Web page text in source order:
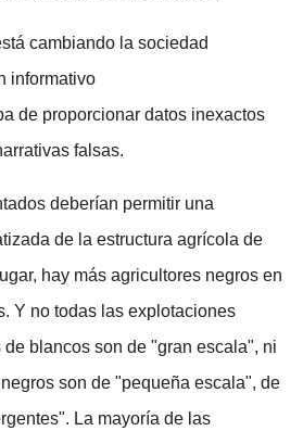
cambiando la sociedad
informativo
de proporcionar datos inexactos
falsas.
deberían permitir una
de la estructura agrícola de
hay más agricultores negros en
Y no todas las explotaciones
blancos son de "gran escala", ni
son de "pequeña escala", de
La mayoría de las